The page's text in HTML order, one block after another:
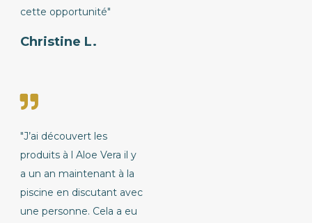
cette opportunité"
Christine L.
"J’ai découvert les
produits à l Aloe Vera il y
a un an maintenant à la
piscine en discutant avec
une personne. Cela a eu